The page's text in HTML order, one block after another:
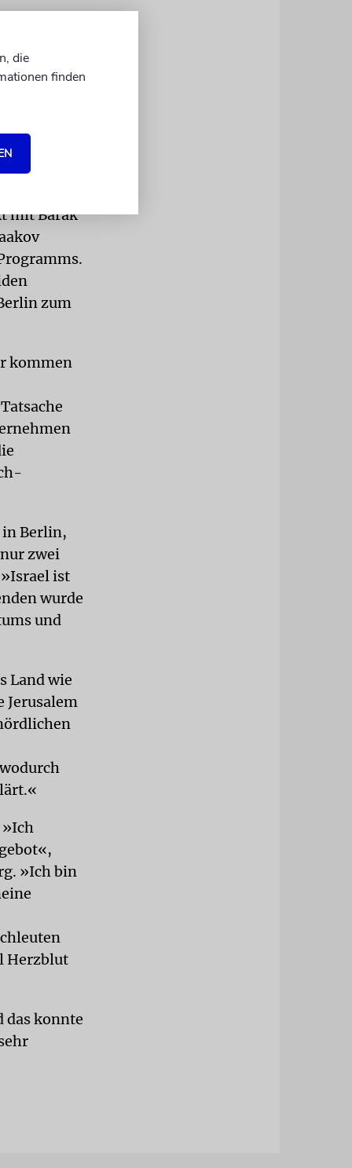
die
auf die
mit Barak
zum
kommen
in Berlin,
zwei
ist
wurde
und
Land wie
Jerusalem
»Ich
»Ich bin
Herzblut
das konnte
die
finden